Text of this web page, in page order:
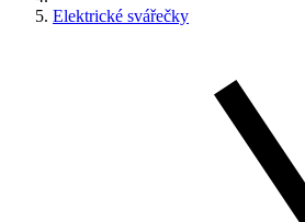
Elektrické svářečky